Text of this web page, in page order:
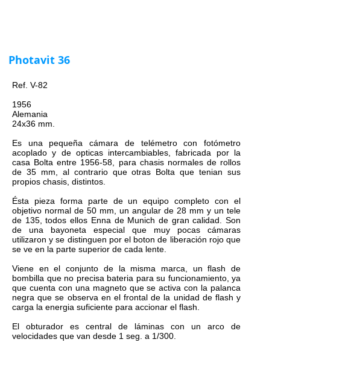
Photavit 36
Ref. V-82
1956
Alemania
24x36 mm.
Es una pequeña cámara de telémetro con fotómetro
acoplado y de opticas intercambiables, fabricada por la
casa Bolta entre 1956-58, para chasis normales de rollos
de 35 mm, al contrario que otras Bolta que tenian sus
propios chasis, distintos.
Ésta pieza forma parte de un equipo completo con el
objetivo normal de 50 mm, un angular de 28 mm y un tele
de 135, todos ellos Enna de Munich de gran calidad. Son
de una bayoneta especial que muy pocas cámaras
utilizaron y se distinguen por el boton de liberación rojo que
se ve en la parte superior de cada lente.
Viene en el conjunto de la misma marca, un flash de
bombilla que no precisa bateria para su funcionamiento, ya
que cuenta con una magneto que se activa con la palanca
negra que se observa en el frontal de la unidad de flash y
carga la energia suficiente para accionar el flash.
El obturador es central de láminas con un arco de
velocidades que van desde 1 seg. a 1/300.